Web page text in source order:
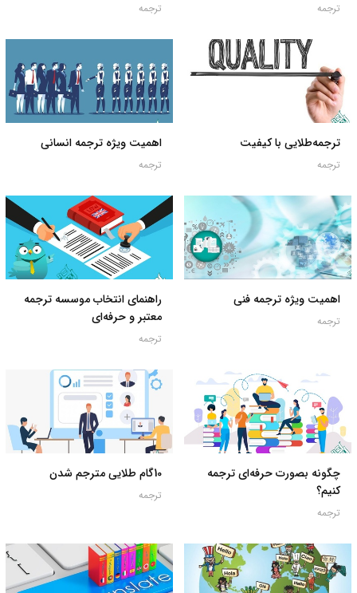
ترجمه ترجمه
ترجمه‌طلایی با کیفیت
ترجمه
اهمیت ویژه ترجمه انسانی
ترجمه
اهمیت ویژه ترجمه فنی
ترجمه
راهنمای انتخاب موسسه ترجمه
معتبر و حرفه‌ای
ترجمه
چگونه بصورت حرفه‌ای ترجمه
کنیم؟
ترجمه
10گام طلایی مترجم شدن
ترجمه